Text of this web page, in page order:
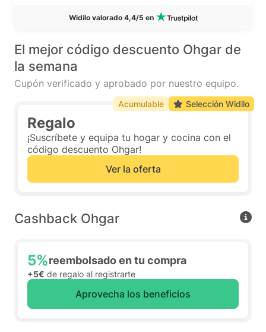
Widilo valorado 4,4/5 en
El mejor código descuento Ohgar de
la semana
Cupón verificado y aprobado por nuestro equipo.
Regalo
¡Suscríbete y equipa tu hogar y cocina con el
código descuento Ohgar!
Ver la oferta
Acumulable Selección Widilo
Cashback Ohgar
5%reembolsado en tu compra
+5€ de regalo al registrarte
Aprovecha los beneficios